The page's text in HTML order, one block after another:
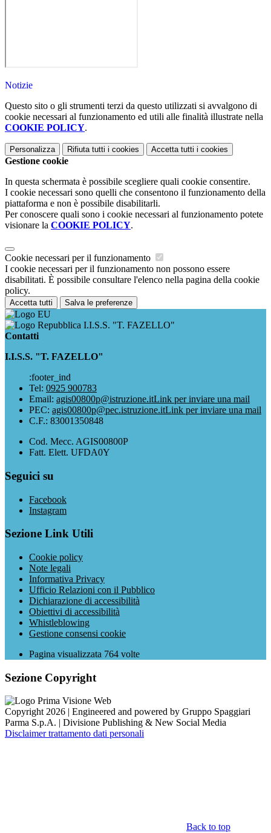
Notizie
Questo sito o gli strumenti terzi da questo utilizzati si avvalgono di
cookie necessari al funzionamento ed utili alle finalità illustrate nella
COOKIE POLICY.
Personalizza Rifiuta tutti i cookies Accetta tutti i cookies
Gestione cookie
In questa schermata è possibile scegliere quali cookie consentire.
I cookie necessari sono quelli che consentono il funzionamento della
piattaforma e non è possibile disabilitarli.
Per conoscere quali sono i cookie necessari al funzionamento potete
visionare la COOKIE POLICY.
Cookie necessari per il funzionamento
I cookie necessari per il funzionamento non possono essere
disabilitati. È possibile consultare l'elenco nella pagina della cookie
policy.
Accetta tutti Salva le preferenze
I.I.S.S. "T. FAZELLO"
Contatti
I.I.S.S. "T. FAZELLO"
:footer_ind
Tel: 0925 900783
Email: agis00800p@istruzione.itLink per inviare una mail
PEC: agis00800p@pec.istruzione.itLink per inviare una mail
C.F.: 83001350848
Cod. Mecc. AGIS00800P
Fatt. Elett. UFDA0Y
Seguici su
Facebook
Instagram
Sezione Link Utili
Cookie policy
Note legali
Informativa Privacy
Ufficio Relazioni con il Pubblico
Dichiarazione di accessibilità
Obiettivi di accessibilità
Whistleblowing
Gestione consensi cookie
Pagina visualizzata 764 volte
Sezione Copyright
Copyright 2026 | Engineered and powered by Gruppo Spaggiari
Parma S.p.A. | Divisione Publishing & New Social Media
Disclaimer trattamento dati personali
Back to top